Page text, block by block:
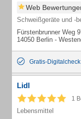
Web
Schweißgeräte und -
Fürstenbrunner Weg
14050 Berlin -
Gratis-Digitalcheck
Lidl
1
Lebensmittel